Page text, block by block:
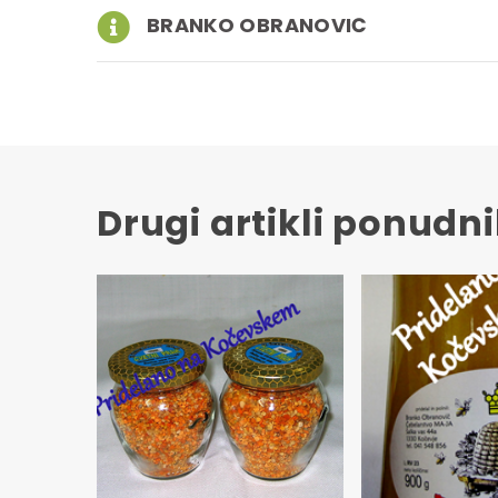
BRANKO OBRANOVIČ
Drugi artikli